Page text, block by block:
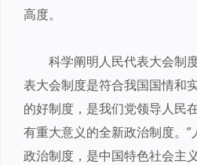
高度。
科学阐明人民代表大会制
表大会制度是符合我国国情和
的好制度，是我们党领导人民
有重大意义的全新政治制度。
政治制度，是中国特色社会主